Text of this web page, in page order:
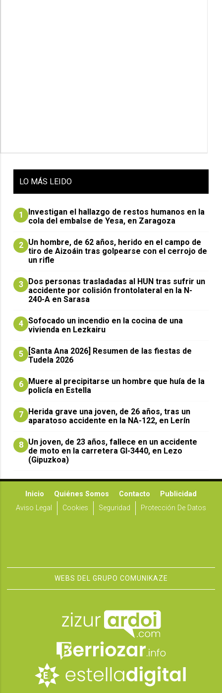
LO MÁS LEIDO
1
Investigan el hallazgo de restos humanos en la
cola del embalse de Yesa, en Zaragoza
2 Un hombre, de 62 años, herido en el campo de
tiro de Aizoáin tras golpearse con el cerrojo de
un rifle
3 ​Dos personas trasladadas al HUN tras sufrir un
accidente por colisión frontolateral en la N-
240-A en Sarasa
4 Sofocado un incendio en la cocina de una
vivienda en Lezkairu
5
[Santa Ana 2026] Resumen de las fiestas de
Tudela 2026
6 Muere al precipitarse un hombre que huía de la
policía en Estella
7 Herida grave una joven, de 26 años, tras un
aparatoso accidente en la NA-122, en Lerín
8 Un joven, de 23 años, fallece en un accidente
de moto en la carretera GI-3440, en Lezo
(Gipuzkoa)
Inicio Quiénes Somos Contacto
Publicidad
Aviso Legal
Cookies Seguridad Protección De Datos
WEBS DEL GRUPO COMUNIKAZE